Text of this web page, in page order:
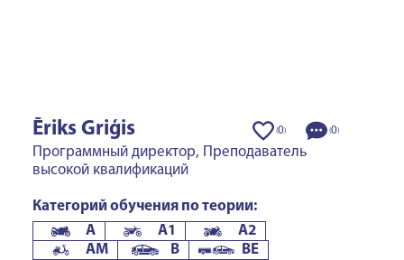
(0) (0)
Ēriks Griģis
Программный директор, Преподаватель
высокой квалификаций
Категорий обучения по теории:
A
A1
A2
AM
B
BE